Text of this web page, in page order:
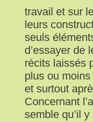
travail et sur
leurs
seuls
d’essayer de
récits laissés
plus ou
et surtout
Concernant
semble qu’il